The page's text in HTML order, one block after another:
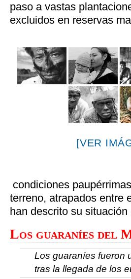
paso a vastas
excluidos en reservas
[VER
condiciones
terreno, atrapados entre
han descrito su situación
Los guaraníes del
Los guaraníes fueron
tras la llegada de los